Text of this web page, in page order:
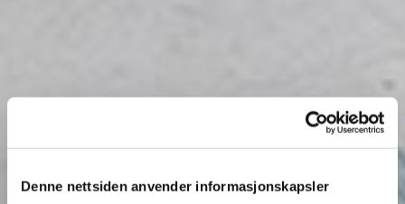
Denne nettsiden anvender informasjonskapsler